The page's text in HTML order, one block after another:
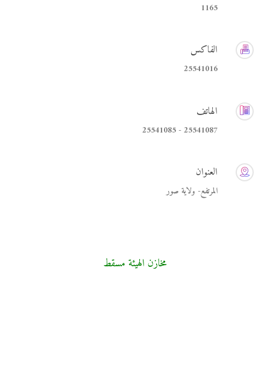
1165
الفاكس
25541016
الهاتف
25541087 - 25541085
العنوان
المرتفع- ولاية صور
مخازن الهيئة مسقط